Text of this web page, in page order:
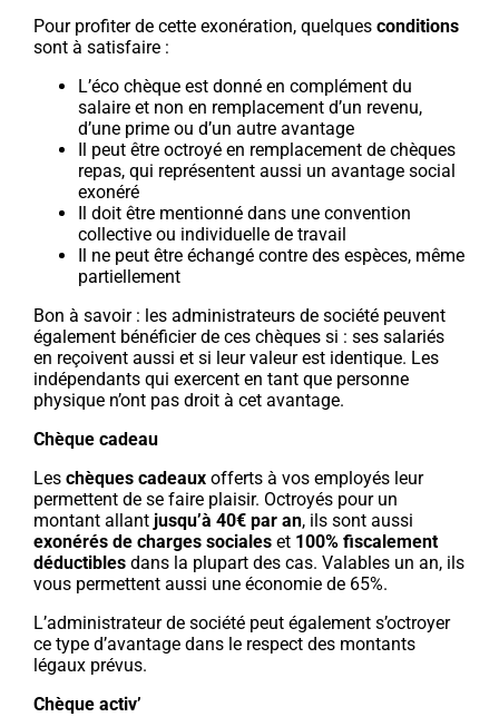
Pour profiter de cette exonération, quelques conditions
sont à satisfaire :
L’éco chèque est donné en complément du
salaire et non en remplacement d’un revenu,
d’une prime ou d’un autre avantage
Il peut être octroyé en remplacement de chèques
repas, qui représentent aussi un avantage social
exonéré
Il doit être mentionné dans une convention
collective ou individuelle de travail
Il ne peut être échangé contre des espèces, même
partiellement
Bon à savoir : les administrateurs de société peuvent
également bénéficier de ces chèques si : ses salariés
en reçoivent aussi et si leur valeur est identique. Les
indépendants qui exercent en tant que personne
physique n’ont pas droit à cet avantage.
Chèque cadeau
Les chèques cadeaux offerts à vos employés leur
permettent de se faire plaisir. Octroyés pour un
montant allant jusqu’à 40€ par an, ils sont aussi
exonérés de charges sociales et 100% fiscalement
déductibles dans la plupart des cas. Valables un an, ils
vous permettent aussi une économie de 65%.
L’administrateur de société peut également s’octroyer
ce type d’avantage dans le respect des montants
légaux prévus.
Chèque activ’